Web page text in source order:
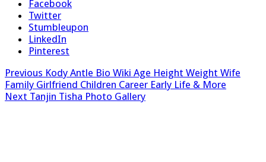
Facebook
Twitter
Stumbleupon
LinkedIn
Pinterest
Previous Kody Antle Bio Wiki Age Height Weight Wife
Family Girlfriend Children Career Early Life & More
Next Tanjin Tisha Photo Gallery